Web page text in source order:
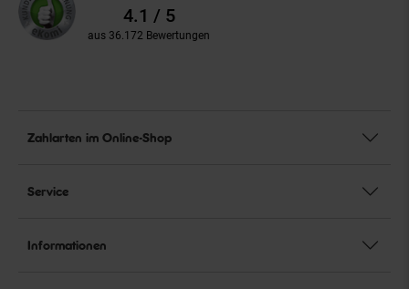
Bewertungen4.1 / 5
aus 36.172 Bewertungen
Zahlarten im Online-Shop
Service
Informationen